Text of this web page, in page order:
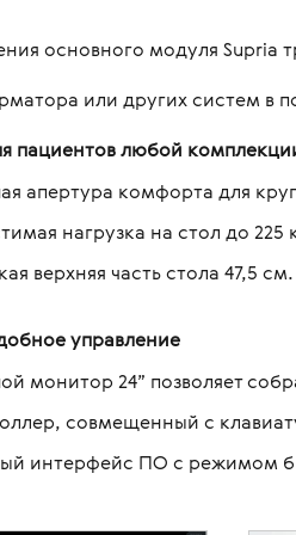
основного модуля Supria
или других систем
пациентов любой
апертура комфорта для
нагрузка на стол до 225
верхняя часть стола 47,5 см.
управление
монитор 24” позволяет
совмещенный с
интерфейс ПО с режимом